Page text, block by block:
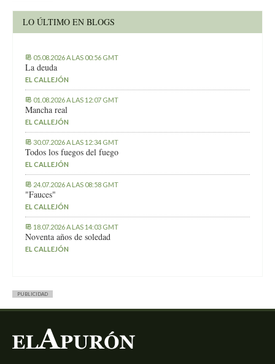
LO ÚLTIMO EN BLOGS
05.08.2026 A LAS 00:56 GMT
La deuda
EL CALLEJÓN
01.08.2026 A LAS 12:07 GMT
Mancha real
EL CALLEJÓN
30.07.2026 A LAS 12:34 GMT
Todos los fuegos del fuego
EL CALLEJÓN
24.07.2026 A LAS 08:58 GMT
"Fauces"
EL CALLEJÓN
18.07.2026 A LAS 14:03 GMT
Noventa años de soledad
EL CALLEJÓN
PUBLICIDAD